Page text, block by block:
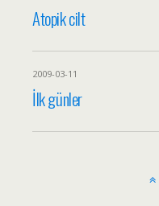
Atopik cilt
2009-03-11
İlk günler